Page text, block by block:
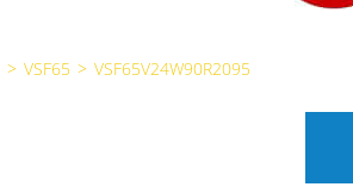
> VSF65 > VSF65V24W90R2095